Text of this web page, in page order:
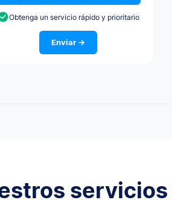
Obtenga un servicio rápido y prioritario
Enviar →